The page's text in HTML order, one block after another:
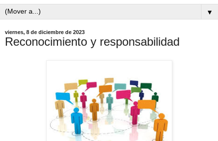
▼
viernes, 8 de diciembre de 2023
Reconocimiento y responsabilidad